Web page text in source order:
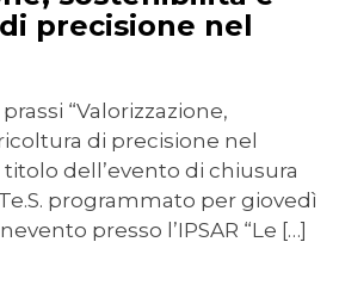
precisione nel
“Valorizzazione,
di precisione nel
titolo dell’evento di chiusura
programmato per giovedì
presso l’IPSAR “Le […]